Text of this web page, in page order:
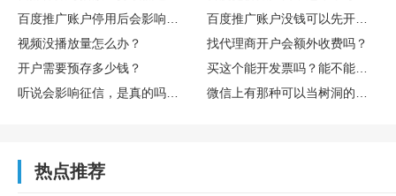
视频没播放量怎么办？
找代理商开户会额外收费吗？
开户需要预存多少钱？
热点推荐